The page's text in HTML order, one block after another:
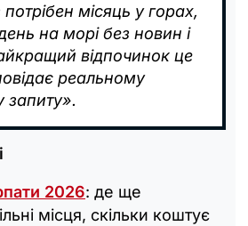
місяць у горах,
на морі без новин і
відпочинок це
реальному
запиту».
2026: де ще
місця, скільки коштує